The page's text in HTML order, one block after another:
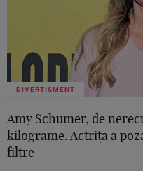
DIVERTISMENT
Amy Schumer, de
kilograme. Actrița a
filtre